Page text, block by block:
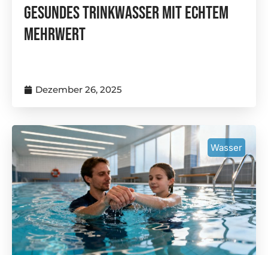
Gesundes Trinkwasser Mit Echtem
Mehrwert
Dezember 26, 2025
Wasser